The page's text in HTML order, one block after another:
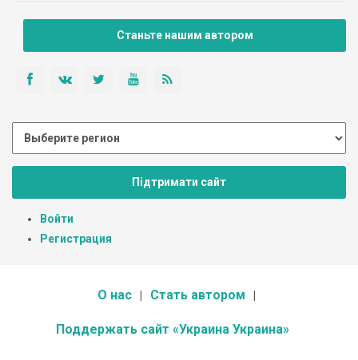
Станьте нашим автором
Підтримати сайт
Войти
Регистрация
О нас Стать автором
Поддержать сайт «Украина Украина»